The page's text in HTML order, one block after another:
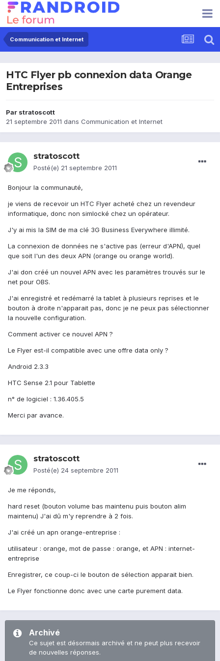
Communication et Internet
HTC Flyer pb connexion data Orange
Entreprises
Par stratoscott
21 septembre 2011 dans Communication et Internet
stratoscott
Posté(e) 21 septembre 2011
Bonjour la communauté,
je viens de recevoir un HTC Flyer acheté chez un revendeur
informatique, donc non simlocké chez un opérateur.
J'y ai mis la SIM de ma clé 3G Business Everywhere illimité.
La connexion de données ne s'active pas (erreur d'APN), quel
que soit l'un des deux APN (orange ou orange world).
J'ai don créé un nouvel APN avec les paramètres trouvés sur le
net pour OBS.
J'ai enregistré et redémarré la tablet à plusieurs reprises et le
bouton à droite n'apparait pas, donc je ne peux pas sélectionner
la nouvelle configuration.
Comment activer ce nouvel APN ?
Le Flyer est-il compatible avec une offre data only ?
Android 2.3.3
HTC Sense 2.1 pour Tablette
n° de logiciel : 1.36.405.5
Merci par avance.
stratoscott
Posté(e) 24 septembre 2011
Je me réponds,
hard reset (bouton volume bas maintenu puis bouton alim
maintenu) J'ai dû m'y reprendre à 2 fois.
J'ai créé un apn orange-entreprise :
utilisateur : orange, mot de passe : orange, et APN : internet-
entreprise
Enregistrer, ce coup-ci le bouton de sélection apparait bien.
Le Flyer fonctionne donc avec une carte purement data.
Archivé
Ce sujet est désormais archivé et ne peut plus recevoir
de nouvelles réponses.